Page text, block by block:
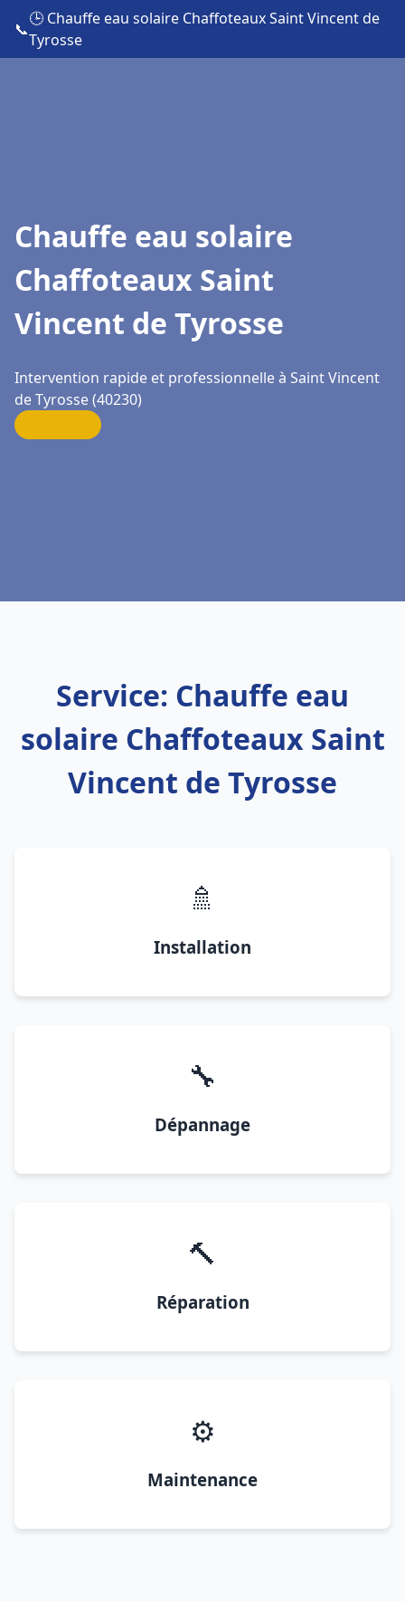
📞
🕒 Chauffe eau solaire Chaffoteaux Saint Vincent de
Tyrosse
Chauffe eau solaire
Chaffoteaux Saint
Vincent de Tyrosse
Intervention rapide et professionnelle à Saint Vincent
de Tyrosse (40230)
Service: Chauffe eau
solaire Chaffoteaux Saint
Vincent de Tyrosse
🚿
Installation
🔧
Dépannage
🔨
Réparation
⚙️
Maintenance